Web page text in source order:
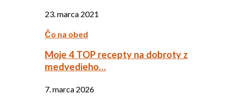
23. marca 2021
Čo na obed
Moje 4 TOP recepty na dobroty z
medvedieho…
7. marca 2026